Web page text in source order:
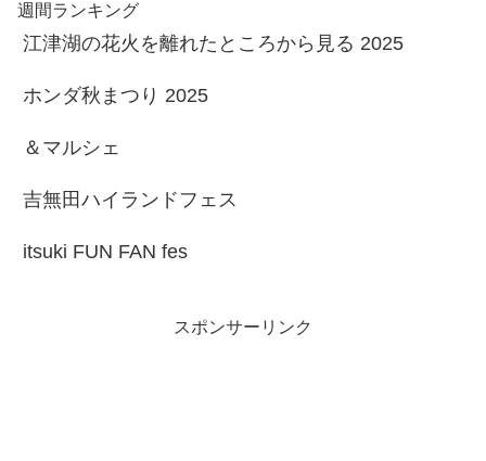
週間ランキング
江津湖の花火を離れたところから見る 2025
ホンダ秋まつり 2025
＆マルシェ
吉無田ハイランドフェス
itsuki FUN FAN fes
スポンサーリンク